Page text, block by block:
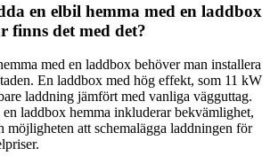
en elbil hemma med en laddbox
finns det med det?
med en laddbox behöver man installera
En laddbox med hög effekt, som 11 kW
laddning jämfört med vanliga vägguttag.
en laddbox hemma inkluderar bekvämlighet,
möjligheten att schemalägga laddningen för